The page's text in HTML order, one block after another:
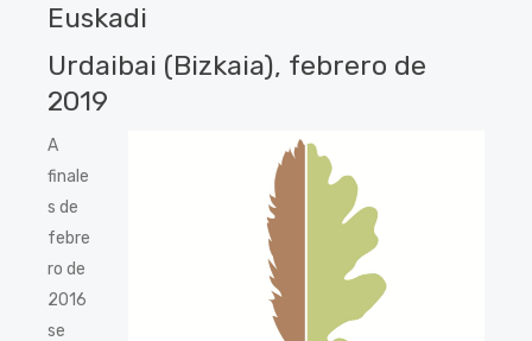
Euskadi
Urdaibai (Bizkaia), febrero de
2019
A
finale
s de
febre
ro de
2016
se